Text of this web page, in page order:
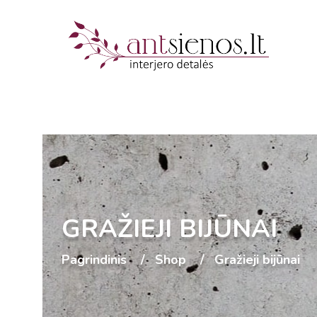
GRAŽIEJI BIJŪNAI
Pagrindinis Shop Gražieji bijūnai